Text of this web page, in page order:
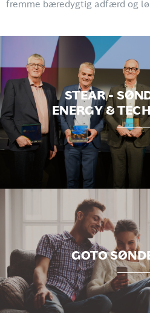
fremme bæredygtig adfærd og
STEAR -
ENERGY &
GOTO